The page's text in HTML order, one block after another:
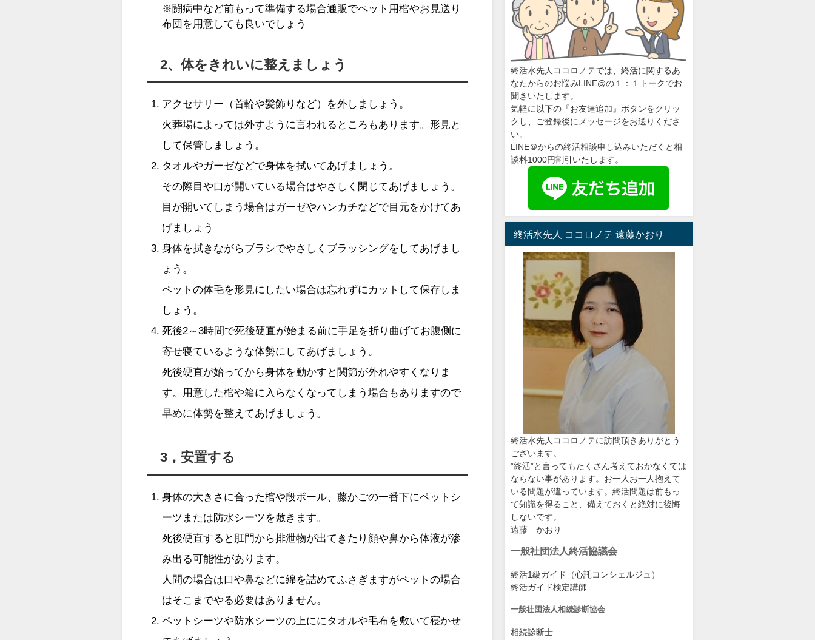
※闘病中など前もって準備する場合通販でペット用棺やお見送り
布団を用意しても良いでしょう
2、体をきれいに整えましょう
アクセサリー（首輪や髪飾りなど）を外しましょう。
火葬場によっては外すように言われるところもあります。形見と
して保管しましょう。
タオルやガーゼなどで身体を拭いてあげましょう。
その際目や口が開いている場合はやさしく閉じてあげましょう。
目が開いてしまう場合はガーゼやハンカチなどで目元をかけてあ
げましょう
身体を拭きながらブラシでやさしくブラッシングをしてあげまし
ょう。
ペットの体毛を形見にしたい場合は忘れずにカットして保存しま
しょう。
死後2～3時間で死後硬直が始まる前に手足を折り曲げてお腹側に
寄せ寝ているような体勢にしてあげましょう。
死後硬直が始ってから身体を動かすと関節が外れやすくなりま
す。用意した棺や箱に入らなくなってしまう場合もありますので
早めに体勢を整えてあげましょう。
3，安置する
身体の大きさに合った棺や段ボール、藤かごの一番下にペットシ
ーツまたは防水シーツを敷きます。
死後硬直すると肛門から排泄物が出てきたり顔や鼻から体液が滲
み出る可能性があります。
人間の場合は口や鼻などに綿を詰めてふさぎますがペットの場合
はそこまでやる必要はありません。
ペットシーツや防水シーツの上ににタオルや毛布を敷いて寝かせ
終活水先人ココロノテでは、終活に関するあ
なたからのお悩みLINE@の１：１トークでお
聞きいたします。
気軽に以下の『お友達追加』ボタンをクリッ
クし、ご登録後にメッセージをお送りくださ
い。
LINE＠からの終活相談申し込みいただくと相
談料1000円割引いたします。
終活水先人 ココロノテ 遠藤かおり
終活水先人ココロノテに訪問頂きありがとう
ございます。
”終活”と言ってもたくさん考えておかなくては
ならない事があります。お一人お一人抱えて
いる問題が違っています。終活問題は前もっ
て知識を得ること、備えておくと絶対に後悔
しないです。
遠藤 かおり
一般社団法人終活協議会
終活1級ガイド（心託コンシェルジュ）
終活ガイド検定講師
一般社団法人相続診断協会
相続診断士